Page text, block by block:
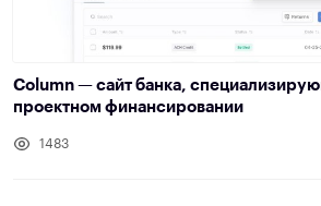
Column — сайт банка,
проектном финансировании
1483